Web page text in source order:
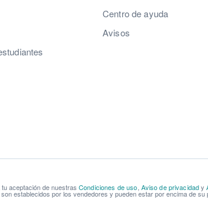
Centro de ayuda
Avisos
aceptación de nuestras Condiciones de uso, Aviso de privacidady
establecidos por los vendedores y pueden estar por encima de su